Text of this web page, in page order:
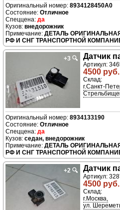
8934128450A0
Отличное
да
внедорожник
ДЕТАЛЬ
РФ И СНГ ТРАНСПОРТНОЙ
+3 🔍 Датчик
Артикул:
4500 руб.
Склад:
г.Санкт-
8934133190
Отличное
да
седан, внедорожник
ДЕТАЛЬ
РФ И СНГ ТРАНСПОРТНОЙ
+2 🔍 Датчик
Артикул:
4500 руб.
Склад:
г.Москва,
ул.